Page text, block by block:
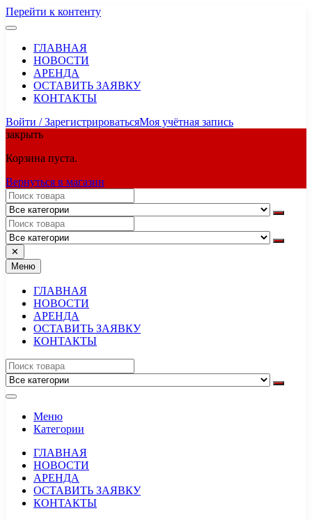
Перейти к контенту
ГЛАВНАЯ
НОВОСТИ
АРЕНДА
ОСТАВИТЬ ЗАЯВКУ
КОНТАКТЫ
Войти / ЗарегистрироватьсяМоя учётная запись
закрыть
Корзина пуста.
Вернуться в магазин
✕
Меню
ГЛАВНАЯ
НОВОСТИ
АРЕНДА
ОСТАВИТЬ ЗАЯВКУ
КОНТАКТЫ
Меню
Категории
ГЛАВНАЯ
НОВОСТИ
АРЕНДА
ОСТАВИТЬ ЗАЯВКУ
КОНТАКТЫ